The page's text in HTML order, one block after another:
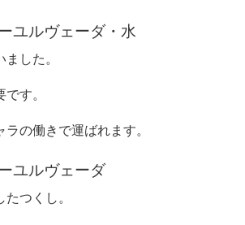
ユルヴェーダ・水
した。
す。
の働きで運ばれます。
ユルヴェーダ
つくし。